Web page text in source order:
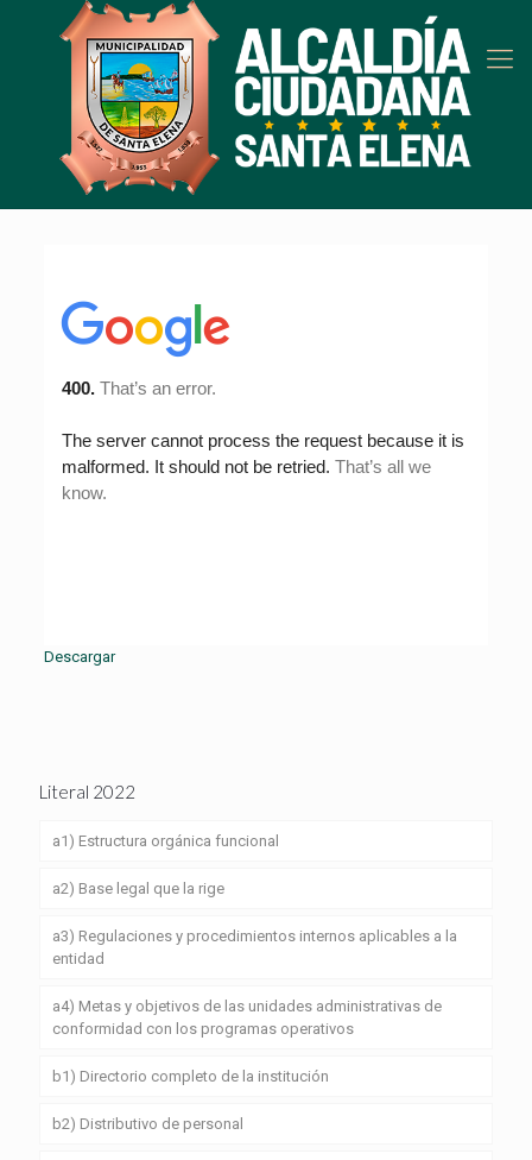
Descargar
Literal 2022
a1) Estructura orgánica funcional
a2) Base legal que la rige
a3) Regulaciones y procedimientos internos aplicables a la
entidad
a4) Metas y objetivos de las unidades administrativas de
conformidad con los programas operativos
b1) Directorio completo de la institución
b2) Distributivo de personal